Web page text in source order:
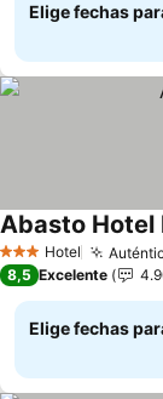
Elige fechas
3 Estrellas
Hotel
Abasto Hotel
8,5 Excelente
Elige fechas